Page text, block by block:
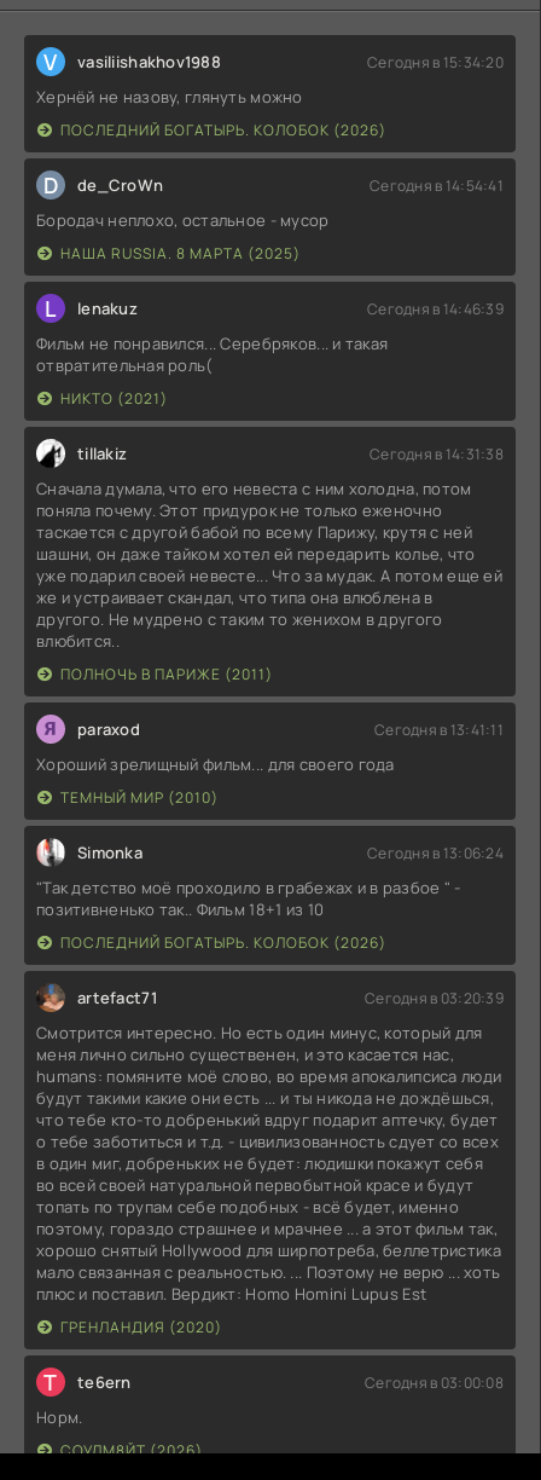
V vasiliishakhov1988 Сегодня в 15:34:20
Хернёй не назову, глянуть можно
ПОСЛЕДНИЙ БОГАТЫРЬ. КОЛОБОК (2026)
D de_CroWn Сегодня в 14:54:41
Бородач неплохо, остальное - мусор
НАША RUSSIA. 8 МАРТА (2025)
L lenakuz Сегодня в 14:46:39
Фильм не понравился... Серебряков... и такая
отвратительная роль(
НИКТО (2021)
tillakiz Сегодня в 14:31:38
Сначала думала, что его невеста с ним холодна, потом
поняла почему. Этот придурок не только еженочно
таскается с другой бабой по всему Парижу, крутя с ней
шашни, он даже тайком хотел ей передарить колье, что
уже подарил своей невесте... Что за мудак. А потом еще ей
же и устраивает скандал, что типа она влюблена в
другого. Не мудрено с таким то женихом в другого
влюбится..
ПОЛНОЧЬ В ПАРИЖЕ (2011)
paraxod Сегодня в 13:41:11
Хороший зрелищный фильм... для своего года
ТЕМНЫЙ МИР (2010)
Simonka Сегодня в 13:06:24
"Так детство моё проходило в грабежах и в разбое " -
позитивненько так.. Фильм 18+1 из 10
ПОСЛЕДНИЙ БОГАТЫРЬ. КОЛОБОК (2026)
artefact71 Сегодня в 03:20:39
Смотрится интересно. Но есть один минус, который для
меня лично сильно существенен, и это касается нас,
humans: помяните моё слово, во время апокалипсиса люди
будут такими какие они есть ... и ты никода не дождёшься,
что тебе кто-то добренький вдруг подарит аптечку, будет
о тебе заботиться и т.д. - цивилизованность сдует со всех
в один миг, добреньких не будет: людишки покажут себя
во всей своей натуральной первобытной красе и будут
топать по трупам себе подобных - всё будет, именно
поэтому, гораздо страшнее и мрачнее ... а этот фильм так,
хорошо снятый Hollywood для ширпотреба, беллетристика
мало связанная с реальностью. ... Поэтому не верю ... хоть
плюс и поставил. Вердикт: Homo Homini Lupus Est
ГРЕНЛАНДИЯ (2020)
T te6ern Сегодня в 03:00:08
Норм.
СОУЛМ8ЙТ (2026)